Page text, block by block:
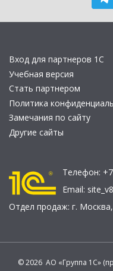
Вход для партнеров 1С
Учебная версия
Стать партнером
Политика
Замечания по сайту
Другие сайты
Телефон:
Email:
Отдел продаж: г. Москва,
© 2026 АО «Группа 1С»